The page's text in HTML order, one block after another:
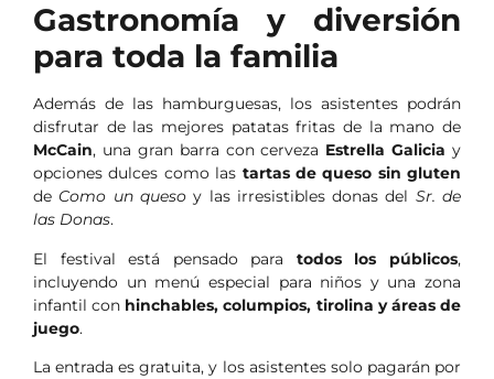
Gastronomía y diversión
para toda la familia
Además de las hamburguesas, los asistentes podrán
disfrutar de las mejores patatas fritas de la mano de
McCain, una gran barra con cerveza Estrella Galicia y
opciones dulces como las tartas de queso sin gluten
de Como un quesoy las irresistibles donas del Sr. de
las Donas.
El festival está pensado para todos los públicos,
incluyendo un menú especial para niños y una zona
infantil con hinchables, columpios, tirolina y áreas de
juego.
La entrada es gratuita, y los asistentes solo pagarán por